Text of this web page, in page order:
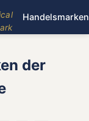
Handelsmarken
der